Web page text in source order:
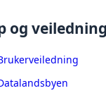
og